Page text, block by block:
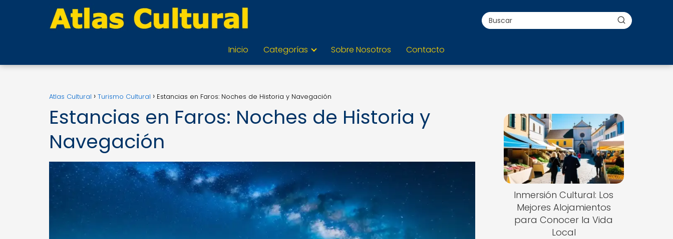
Inicio Categorías Sobre Nosotros Contacto
Atlas Cultural Turismo Cultural Estancias en Faros: Noches de Historia y Navegación
Estancias en Faros: Noches de Historia y
Navegación
Inmersión Cultural: Los
Mejores Alojamientos
para Conocer la Vida
Local